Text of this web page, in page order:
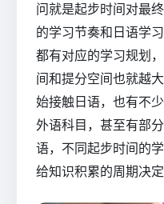
问就是起步时间对最
的学习节奏和日语学
都有对应的学习规划
间和提分空间也就越
始接触日语，也有不
外语科目，甚至有部
语，不同起步时间的
给知识积累的周期决定